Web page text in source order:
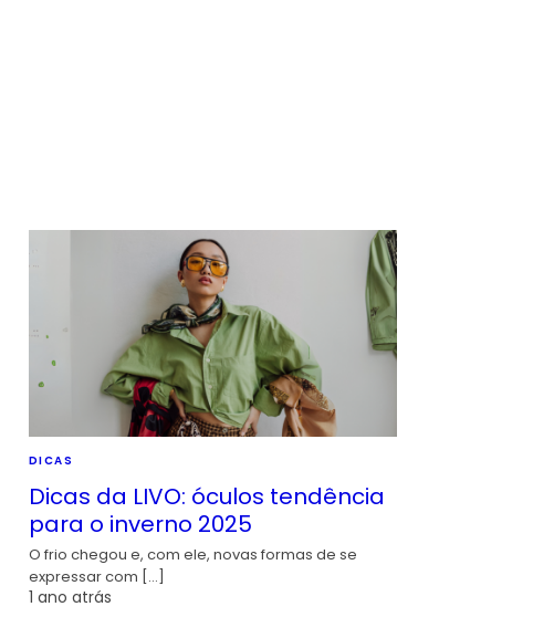
DICAS
Dicas da LIVO: óculos tendência
para o inverno 2025
O frio chegou e, com ele, novas formas de se
expressar com […]
1 ano atrás